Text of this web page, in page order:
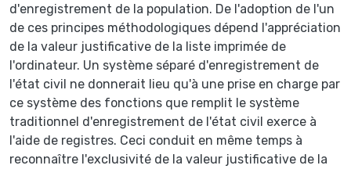
d'enregistrement de la population. De l'adoption de l'un
de ces principes méthodologiques dépend l'appréciation
de la valeur justificative de la liste imprimée de
l'ordinateur. Un système séparé d'enregistrement de
l'état civil ne donnerait lieu qu'à une prise en charge par
ce système des fonctions que remplit le système
traditionnel d'enregistrement de l'état civil exerce à
l'aide de registres. Ceci conduit en même temps à
reconnaître l'exclusivité de la valeur justificative de la